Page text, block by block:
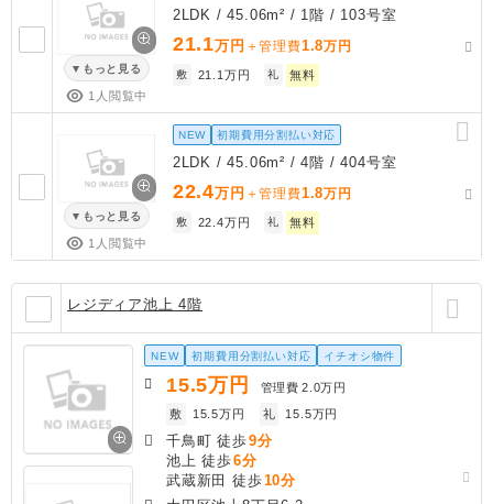
もっと見る
1人閲覧中
2LDK / 45.06m² / 1階 / 103号室
21.1万円 ＋管理費1.8万円
敷 21.1万円 礼 無料
もっと見る
1人閲覧中
NEW 初期費用分割払い対応
2LDK / 45.06m² / 4階 / 404号室
22.4万円 ＋管理費1.8万円
敷 22.4万円 礼 無料
レジディア池上 4階
NEW 初期費用分割払い対応 イチオシ物件
15.5万円 管理費 2.0万円
敷
15.5万円 礼 15.5万円
千鳥町 徒歩9分
池上 徒歩6分
武蔵新田 徒歩10分